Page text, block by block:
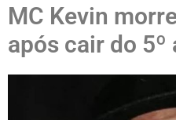
MC Kevin
após cair do 5º